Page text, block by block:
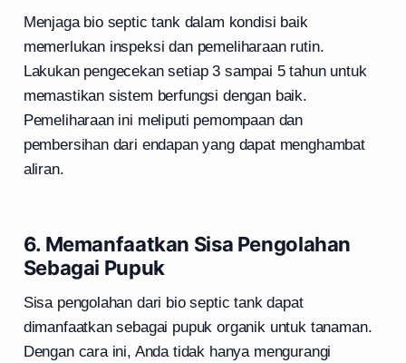
Menjaga bio septic tank dalam kondisi baik
memerlukan inspeksi dan pemeliharaan rutin.
Lakukan pengecekan setiap 3 sampai 5 tahun untuk
memastikan sistem berfungsi dengan baik.
Pemeliharaan ini meliputi pemompaan dan
pembersihan dari endapan yang dapat menghambat
aliran.
6. Memanfaatkan Sisa Pengolahan
Sebagai Pupuk
Sisa pengolahan dari bio septic tank dapat
dimanfaatkan sebagai pupuk organik untuk tanaman.
Dengan cara ini, Anda tidak hanya mengurangi